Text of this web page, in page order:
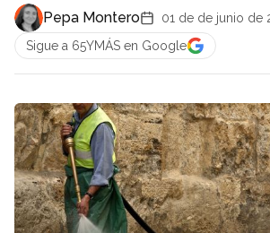
Pepa Montero
01 de de junio de
Sigue a 65YMÁS en Google